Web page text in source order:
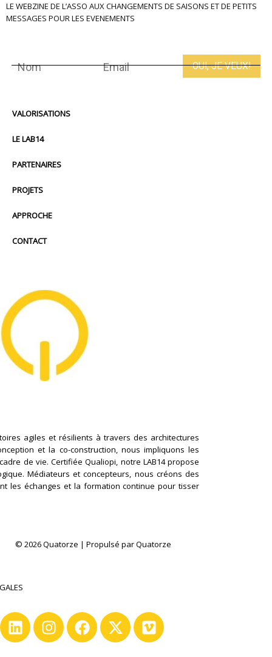
LE WEBZINE DE L’ASSO AUX CHANGEMENTS DE SAISONS ET DE PETITS
MESSAGES POUR LES EVENEMENTS
VALORISATIONS
LE LAB14
PARTENAIRES
PROJETS
APPROCHE
CONTACT
agiles et résilients à travers des architectures
et la co-construction, nous impliquons les
de vie. Certifiée Qualiopi, notre LAB14 propose
Médiateurs et concepteurs, nous créons des
les échanges et la formation continue pour tisser
© 2026 Quatorze | Propulsé par Quatorze